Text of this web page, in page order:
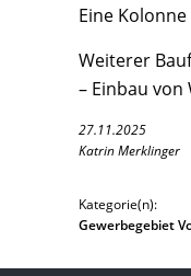
Eine
Weiterer
– Einbau
27.11.2025
Katrin Merklinger
Kategorie(n):
Gewerbegebiet